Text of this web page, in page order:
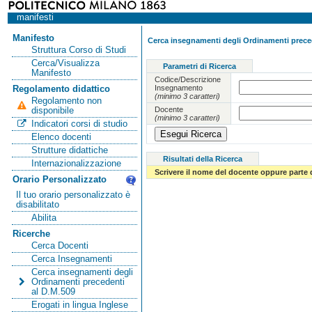
manifesti
Manifesto
Struttura Corso di Studi
Cerca/Visualizza
Manifesto
Regolamento didattico
Regolamento non
disponibile
Indicatori corsi di studio
Elenco docenti
Strutture didattiche
Internazionalizzazione
Orario Personalizzato
Il tuo orario personalizzato è
disabilitato
Abilita
Ricerche
Cerca Docenti
Cerca Insegnamenti
Cerca insegnamenti degli
Ordinamenti precedenti
al D.M.509
Erogati in lingua Inglese
Cerca insegnamenti degli Ordinamenti
Parametri di Ricerca
Codice/Descrizione
Insegnamento
(minimo 3 caratteri)
Docente
(minimo 3 caratteri)
Risultati della Ricerca
Scrivere il nome del docente oppure